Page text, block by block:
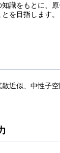
識をもとに、
を目指します。
近似、中性子